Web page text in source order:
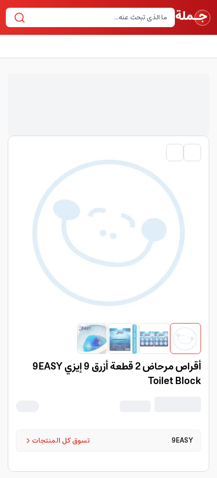
أقراص مرحاض 2 قطعة أزرق 9 إيزي 9EASY
Toilet Block
تسوق كل المنتجات 9EASY